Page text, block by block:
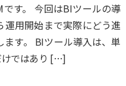
す。 今回はBIツールの導
運用開始まで実際にどう進
す。 BIツール導入は、単
けではあり […]